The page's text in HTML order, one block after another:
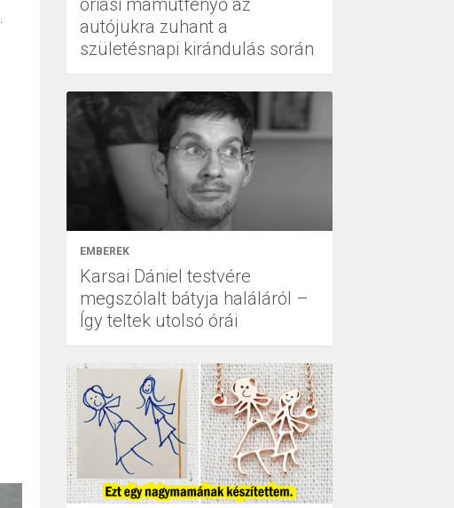
autójukra zuhant a
születésnapi kirándulás során
EMBEREK
Karsai Dániel testvére
megszólalt bátyja haláláról –
Így teltek utolsó órái